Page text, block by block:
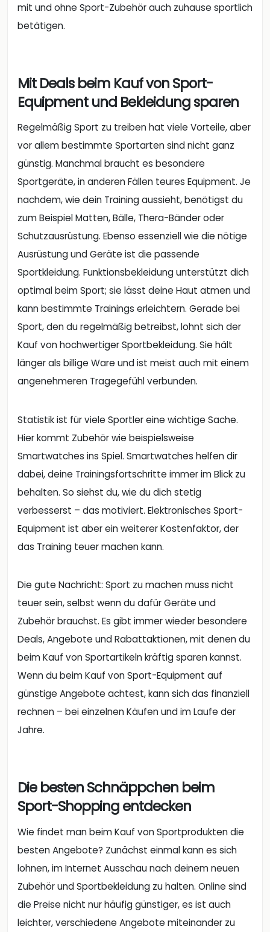
mit und ohne Sport-Zubehör auch zuhause sportlich
betätigen.
Mit Deals beim Kauf von Sport-
Equipment und Bekleidung sparen
Regelmäßig Sport zu treiben hat viele Vorteile, aber
vor allem bestimmte Sportarten sind nicht ganz
günstig. Manchmal braucht es besondere
Sportgeräte, in anderen Fällen teures Equipment. Je
nachdem, wie dein Training aussieht, benötigst du
zum Beispiel Matten, Bälle, Thera-Bänder oder
Schutzausrüstung. Ebenso essenziell wie die nötige
Ausrüstung und Geräte ist die passende
Sportkleidung. Funktionsbekleidung unterstützt dich
optimal beim Sport; sie lässt deine Haut atmen und
kann bestimmte Trainings erleichtern. Gerade bei
Sport, den du regelmäßig betreibst, lohnt sich der
Kauf von hochwertiger Sportbekleidung. Sie hält
länger als billige Ware und ist meist auch mit einem
angenehmeren Tragegefühl verbunden.
Statistik ist für viele Sportler eine wichtige Sache.
Hier kommt Zubehör wie beispielsweise
Smartwatches ins Spiel. Smartwatches helfen dir
dabei, deine Trainingsfortschritte immer im Blick zu
behalten. So siehst du, wie du dich stetig
verbesserst – das motiviert. Elektronisches Sport-
Equipment ist aber ein weiterer Kostenfaktor, der
das Training teuer machen kann.
Die gute Nachricht: Sport zu machen muss nicht
teuer sein, selbst wenn du dafür Geräte und
Zubehör brauchst. Es gibt immer wieder besondere
Deals, Angebote und Rabattaktionen, mit denen du
beim Kauf von Sportartikeln kräftig sparen kannst.
Wenn du beim Kauf von Sport-Equipment auf
günstige Angebote achtest, kann sich das finanziell
rechnen – bei einzelnen Käufen und im Laufe der
Jahre.
Die besten Schnäppchen beim
Sport-Shopping entdecken
Wie findet man beim Kauf von Sportprodukten die
besten Angebote? Zunächst einmal kann es sich
lohnen, im Internet Ausschau nach deinem neuen
Zubehör und Sportbekleidung zu halten. Online sind
die Preise nicht nur häufig günstiger, es ist auch
leichter, verschiedene Angebote miteinander zu